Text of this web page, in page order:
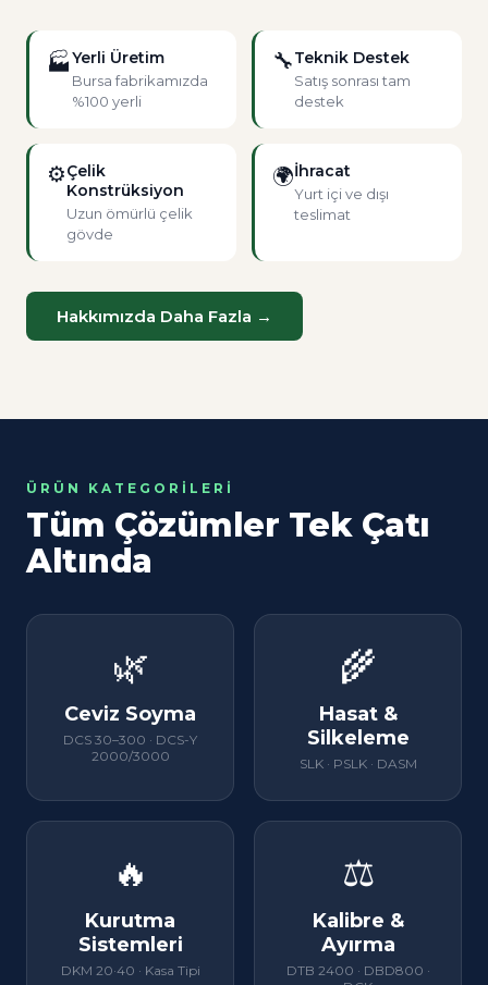
🏭Yerli Üretim
Bursa fabrikamızda
%100 yerli
🔧Teknik Destek
Satış sonrası tam
destek
⚙Çelik
Konstrüksiyon
Uzun ömürlü çelik
gövde
🌍İhracat
Yurt içi ve dışı
teslimat
Hakkımızda Daha Fazla →
ÜRÜN KATEGORILERI
Tüm Çözümler Tek Çatı
Altında
🌿
Ceviz Soyma
DCS 30–300 · DCS-Y
2000/3000
🌾
Hasat &
Silkeleme
SLK · PSLK · DASM
🔥
Kurutma
Sistemleri
DKM 20·40 · Kasa Tipi
⚖
Kalibre &
Ayırma
DTB 2400 · DBD800 ·